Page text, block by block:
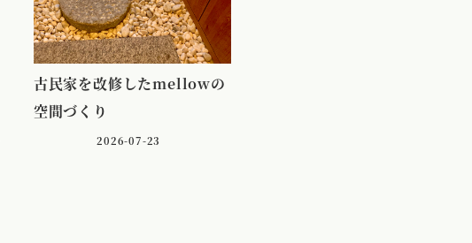
古民家を改修したmellowの
空間づくり
2026-07-23